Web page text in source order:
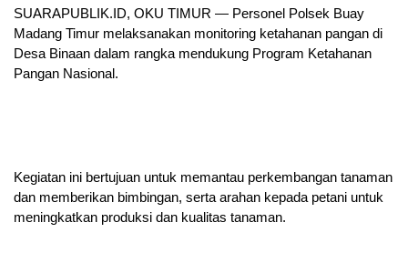
SUARAPUBLIK.ID, OKU TIMUR — Personel Polsek Buay
Madang Timur melaksanakan monitoring ketahanan pangan di
Desa Binaan dalam rangka mendukung Program Ketahanan
Pangan Nasional.
Kegiatan ini bertujuan untuk memantau perkembangan tanaman
dan memberikan bimbingan, serta arahan kepada petani untuk
meningkatkan produksi dan kualitas tanaman.